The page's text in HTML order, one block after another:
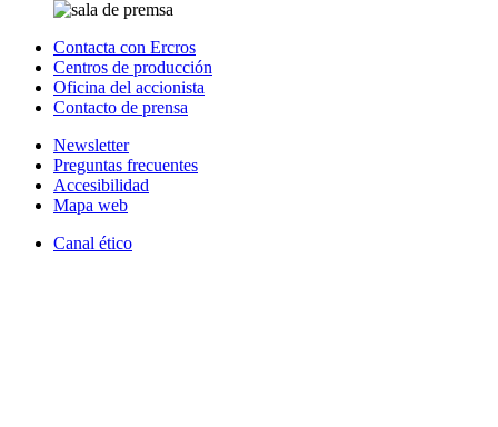
Contacta con Ercros
Centros de producción
Oficina del accionista
Contacto de prensa
Newsletter
Preguntas frecuentes
Accesibilidad
Mapa web
Canal ético